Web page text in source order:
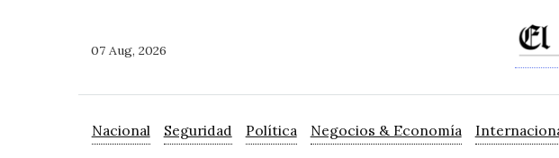
07 Aug, 2026
Nacional Seguridad Política Negocios & Economía